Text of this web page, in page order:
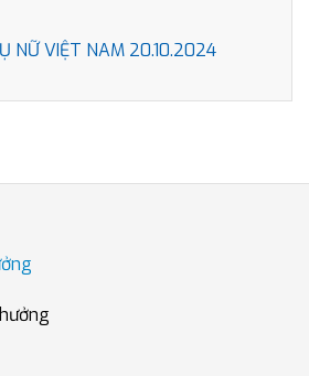
NỮ VIỆT NAM 20.10.2024